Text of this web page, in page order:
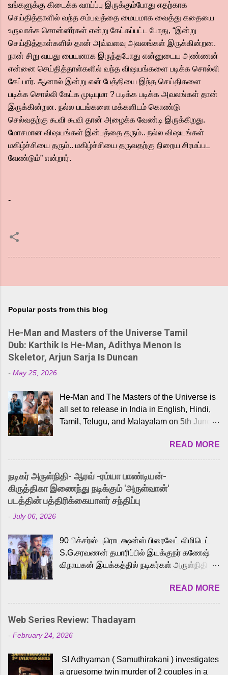
உங்களுக்கு கிடைக்க வாய்ப்பு இருக்கும்போது எதற்காக
செய்தித்தாளில் வந்த சம்பவத்தை மையமாக வைத்து கதையை
உருவாக்க சொன்னீர்கள் என்று கேட்கப்பட்ட போது, “இன்று
செய்தித்தாள்களில் தான் அவ்வளவு அவலங்கள் இருக்கின்றன.
நான் சிறு வயது பையனாக இருந்தபோது என்னுடைய அண்ணன்
என்னை செய்தித்தாள்களில் வந்த விஷயங்களை படிக்க சொல்லி
கேட்பார். ஆனால் இன்று என் பேத்தியை இந்த செய்திகளை
படிக்க சொல்லி கேட்க முடியுமா ? படிக்க படிக்க அவலங்கள் தான்
இருக்கின்றன. நல்ல படங்களை மக்களிடம் கொண்டு
செல்வதற்கு கூவி கூவி தான் அழைக்க வேண்டி இருக்கிறது.
மோசமான விஷயங்கள் இன்பத்தை தரும்.. நல்ல விஷயங்கள்
மகிழ்ச்சியை தரும்.. மகிழ்ச்சியை தருவதற்கு நிறைய சிரமப்பட
வேண்டும்” என்றார்.
-
Popular posts from this blog
He-Man and Masters of the Universe Tamil
Dub: Karthik Is He-Man, Adithya Menon Is
Skeletor, Arjun Sarja Is Duncan
- May 25, 2026
He-Man and The Masters of the Universe is
all set to release in India in English, Hindi,
Tamil, Telugu, and Malayalam on 5th June,
received a lot of love from cult He-Man fans
and offered audiences an exciting glimpse
into the world of Eternia, the recently
released Tamil trailer has also generated
strong excitement among Tamil audiences.
Adding to the growing buzz is the film’s
to the iconic superhero He-Man. Known for
memorable songs like “Behene De” from
Raavan, “Oru Maalai” from Ghajini, and
loved for his versatile voice and strong
command over multiple languages, making
him a strong fit for the legendary character.
cinema, voices the menacing Skeletor
across the Tamil, Malayalam, and Telugu
READ MORE
நடிகர் அருள்நிதி- ஆரவ் -ரம்யா பாண்டியன்-
கிருத்திகா இணைந்து நடிக்கும் 'அருள்வான்'
படத்தின் பத்திரிக்கையாளர் சந்திப்பு
- July 06, 2026
90 பிக்சர்ஸ் புரொடக்ஷன்ஸ் பிரைவேட் லிமிடெட்
S.G.சரவணன் தயாரிப்பில் இயக்குநர் கணேஷ்
விநாயகன் இயக்கத்தில் நடிகர்கள் அருள்நிதி -
முக்கிய வேடத்தில் இணைந்து நடித்திருக்கும்
'அருள்வான்' திரைப்படத்தினை
பத்திரிக்கையாளர் சந்திப்பு சென்னையில்
நடைபெற்றது. இயக்குநர் கணேஷ் விநாயகன்
இயக்கத்தில் உருவாகியுள்ள 'அருள்வான்'
வெங்கட், ரம்யா பாண்டியன், வி டி வி கணேஷ் ,
READ MORE
Web Series Review: Thadayam
- February 24, 2026
SI Adhyaman ( Samuthirakani ) investigates
a gruesome twin murder of 2 couples in a